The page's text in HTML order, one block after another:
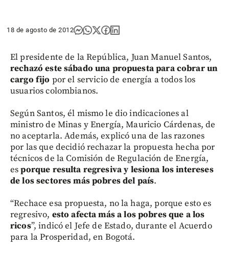
18 de agosto de 2012
El presidente de la República, Juan Manuel Santos,
rechazó este sábado una propuesta para cobrar un
cargo fijo por el servicio de energía a todos los
usuarios colombianos.
Según Santos, él mismo le dio indicaciones al
ministro de Minas y Energía, Mauricio Cárdenas, de
no aceptarla. Además, explicó una de las razones
por las que decidió rechazar la propuesta hecha por
técnicos de la Comisión de Regulación de Energía,
esporque resulta regresiva y lesiona los intereses
de los sectores más pobres del país.
“Rechace esa propuesta, no la haga, porque esto es
regresivo, esto afecta más a los pobres que a los
ricos”, indicó el Jefe de Estado, durante el Acuerdo
para la Prosperidad, en Bogotá.